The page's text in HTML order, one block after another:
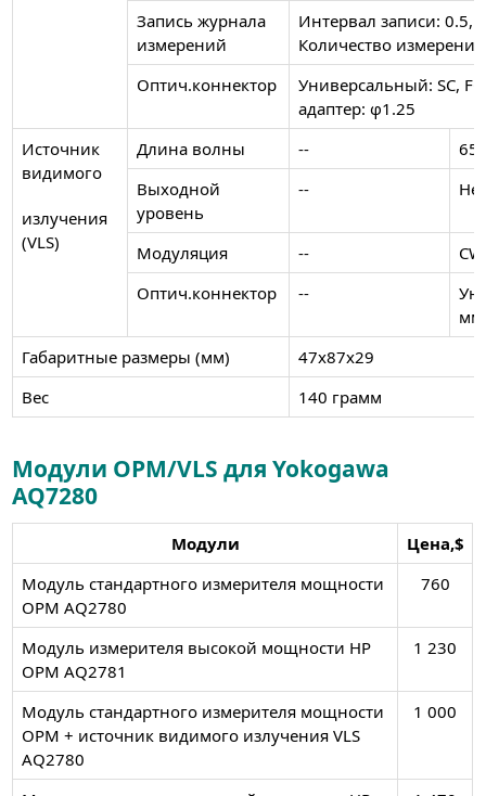
Запись журнала
измерений
Интервал записи: 0.5,
Количество
Оптич.коннектор
Универсальный: SC,
адаптер: φ1.25
Источник
видимого
излучения
(VLS)
Длина волны --
Выходной
уровень
-- Не
Модуляция --
Оптич.коннектор
--
Габаритные размеры (мм)
47х87х29
Вес
140 грамм
Модули OPM/VLS для Yokogawa
AQ7280
Модули
Цена,$
Модуль стандартного измерителя мощности
OPM AQ2780
760
Модуль измерителя высокой мощности HP
OPM AQ2781
1 230
Модуль стандартного измерителя мощности
OPM + источник видимого излучения VLS
AQ2780
1 000